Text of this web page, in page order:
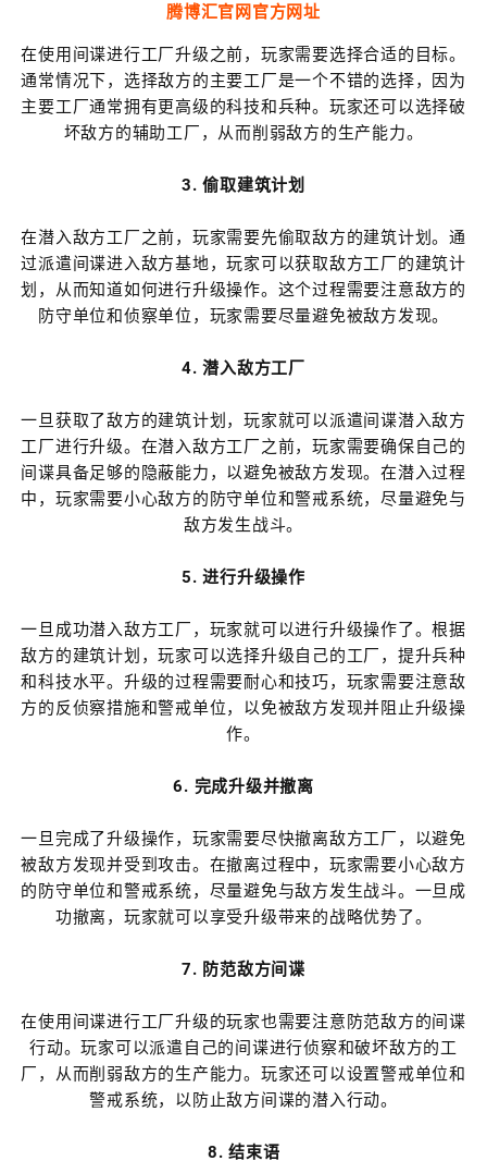
腾博汇官网官方网址
在使用间谍进行工厂升级之前，玩家需要选择合适的目标。
通常情况下，选择敌方的主要工厂是一个不错的选择，因为
主要工厂通常拥有更高级的科技和兵种。玩家还可以选择破
坏敌方的辅助工厂，从而削弱敌方的生产能力。
3. 偷取建筑计划
在潜入敌方工厂之前，玩家需要先偷取敌方的建筑计划。通
过派遣间谍进入敌方基地，玩家可以获取敌方工厂的建筑计
划，从而知道如何进行升级操作。这个过程需要注意敌方的
防守单位和侦察单位，玩家需要尽量避免被敌方发现。
4. 潜入敌方工厂
一旦获取了敌方的建筑计划，玩家就可以派遣间谍潜入敌方
工厂进行升级。在潜入敌方工厂之前，玩家需要确保自己的
间谍具备足够的隐蔽能力，以避免被敌方发现。在潜入过程
中，玩家需要小心敌方的防守单位和警戒系统，尽量避免与
敌方发生战斗。
5. 进行升级操作
一旦成功潜入敌方工厂，玩家就可以进行升级操作了。根据
敌方的建筑计划，玩家可以选择升级自己的工厂，提升兵种
和科技水平。升级的过程需要耐心和技巧，玩家需要注意敌
方的反侦察措施和警戒单位，以免被敌方发现并阻止升级操
作。
6. 完成升级并撤离
一旦完成了升级操作，玩家需要尽快撤离敌方工厂，以避免
被敌方发现并受到攻击。在撤离过程中，玩家需要小心敌方
的防守单位和警戒系统，尽量避免与敌方发生战斗。一旦成
功撤离，玩家就可以享受升级带来的战略优势了。
7. 防范敌方间谍
在使用间谍进行工厂升级的玩家也需要注意防范敌方的间谍
行动。玩家可以派遣自己的间谍进行侦察和破坏敌方的工
厂，从而削弱敌方的生产能力。玩家还可以设置警戒单位和
警戒系统，以防止敌方间谍的潜入行动。
8. 结束语